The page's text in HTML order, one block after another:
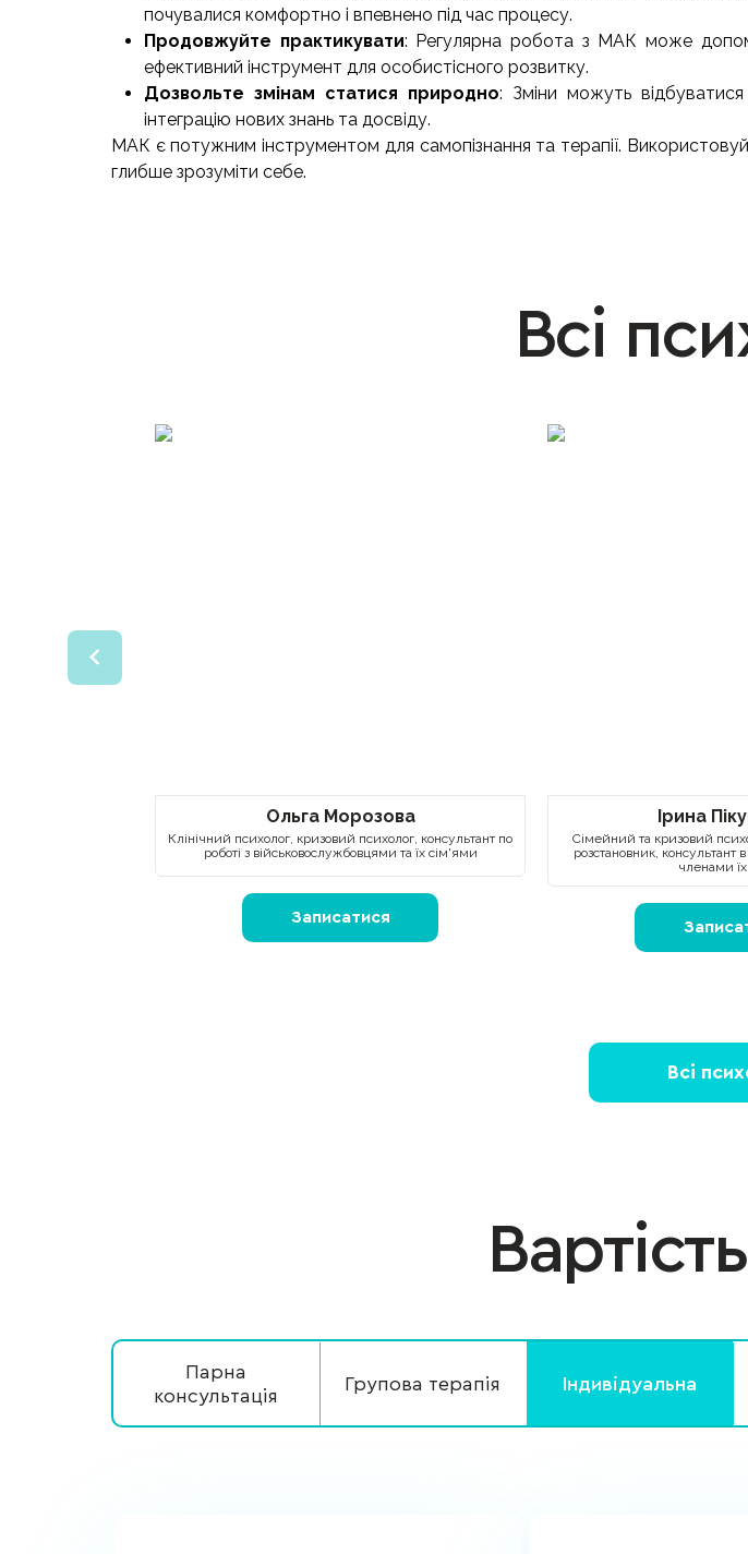
почувалися комфортно і впевнено під час процесу.
Продовжуйте практикувати: Регулярна робота з МАК може
ефективний інструмент для особистісного розвитку.
Дозвольте змінам статися природно: Зміни можуть
інтеграцію нових знань та досвіду.
МАК є потужним інструментом для самопізнання та терапії.
глибше зрозуміти себе.
Всі
Ольга Морозова
Клінічний психолог, кризовий психолог, консультант по
роботі з військовослужбовцями та їх сім'ями
Записатися
Ірина
Сімейний та кризовий
розстановник, консультант
членами
Всі
Парна
консультація
Групова терапія Індивідуальна